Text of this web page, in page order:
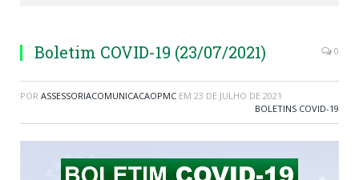
Boletim COVID-19 (23/07/2021) 0
POR ASSESSORIACOMUNICACAOPMC EM 23 DE JULHO DE 2021
BOLETINS COVID-19